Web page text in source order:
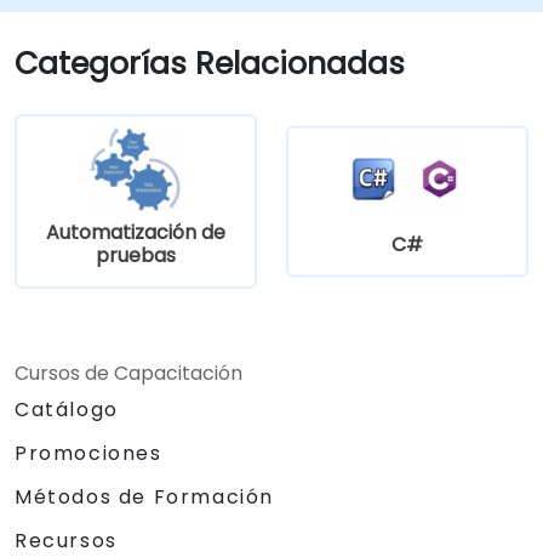
TestComplete.
Categorías Relacionadas
Automatización de
pruebas
C#
Cursos de Capacitación
Catálogo
Promociones
Métodos de Formación
Recursos